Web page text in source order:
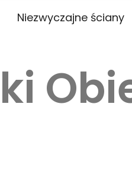
Niezwyczajne ściany